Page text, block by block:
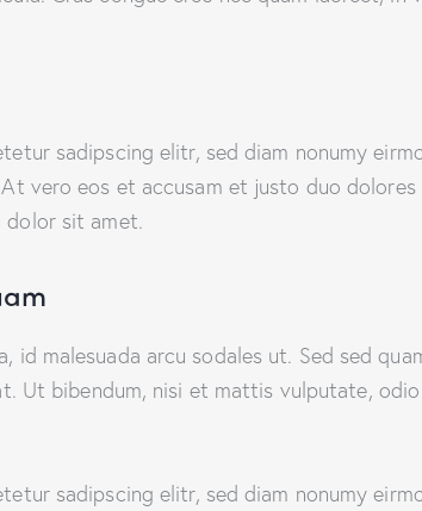
sadipscing elitr, sed diam nonumy
vero eos et accusam et justo duo
dolor sit amet.
id malesuada arcu sodales ut. Sed sed
Ut bibendum, nisi et mattis vulputate,
sadipscing elitr, sed diam nonumy